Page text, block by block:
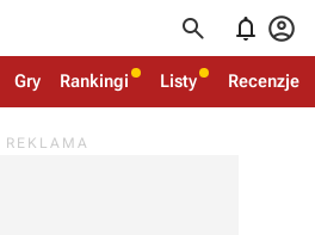
  
Gry Rankingi Listy Recenzje